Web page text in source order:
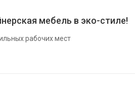
мебель в эко-стиле!
рабочих мест